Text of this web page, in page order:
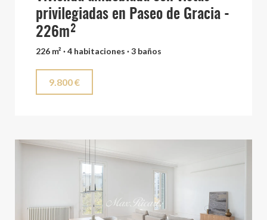
privilegiadas en Paseo de Gracia -
226m²
226 m² · 4 habitaciones · 3 baños
9.800 €